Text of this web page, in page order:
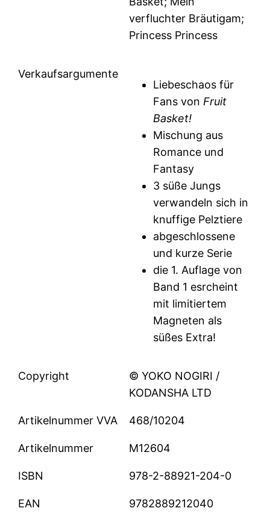
verfluchter Bräutigam;
Princess Princess
Verkaufsargumente
Liebeschaos für
Fans von Fruit
Basket!
Mischung aus
Romance und
Fantasy
3 süße Jungs
verwandeln sich in
knuffige Pelztiere
abgeschlossene
und kurze Serie
die 1. Auflage von
Band 1 esrcheint
mit limitiertem
Magneten als
süßes Extra!
Copyright
© YOKO NOGIRI /
KODANSHA LTD
Artikelnummer VVA 468/10204
Artikelnummer M12604
ISBN 978-2-88921-204-0
EAN 9782889212040